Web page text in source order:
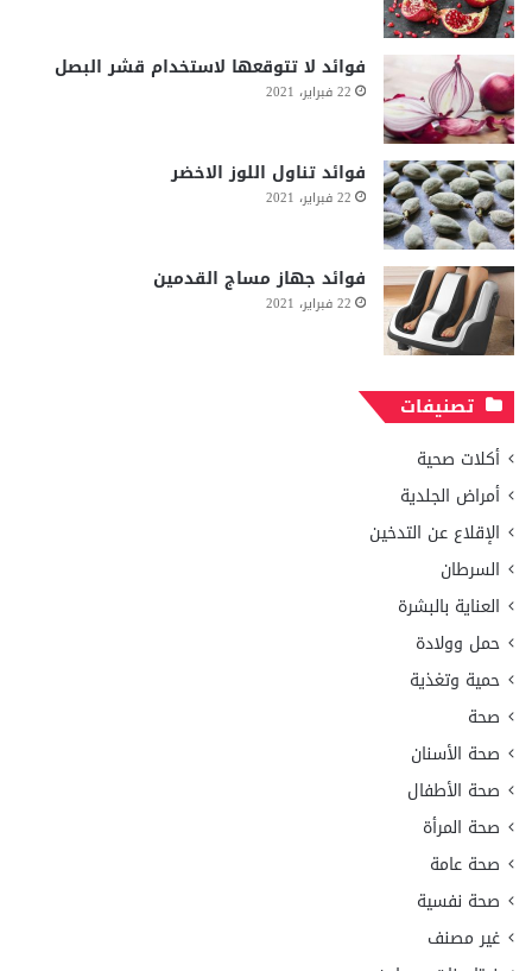
فوائد لا تتوقعها لاستخدام قشر البصل
22 فبراير، 2021
فوائد تناول اللوز الاخضر
22 فبراير، 2021
فوائد جهاز مساج القدمين
22 فبراير، 2021
تصنيفات
أكلات صحية
أمراض الجلدية
الإقلاع عن التدخين
السرطان
العناية بالبشرة
حمل وولادة
حمية وتغذية
صحة
صحة الأسنان
صحة الأطفال
صحة المرأة
صحة عامة
صحة نفسية
غير مصنف